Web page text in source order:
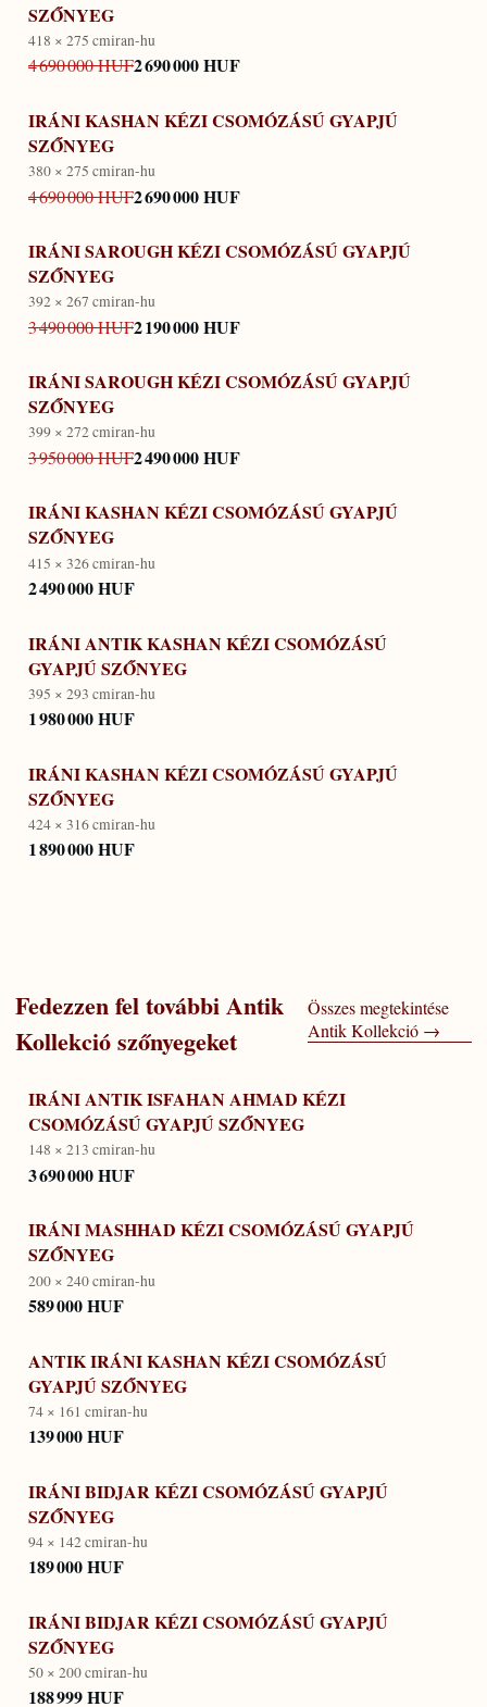
SZŐNYEG
418 × 275 cmiran-hu
4 690 000 HUF2 690 000 HUF
IRÁNI KASHAN KÉZI CSOMÓZÁSÚ GYAPJÚ
SZŐNYEG
380 × 275 cmiran-hu
4 690 000 HUF2 690 000 HUF
IRÁNI SAROUGH KÉZI CSOMÓZÁSÚ GYAPJÚ
SZŐNYEG
392 × 267 cmiran-hu
3 490 000 HUF2 190 000 HUF
IRÁNI SAROUGH KÉZI CSOMÓZÁSÚ GYAPJÚ
SZŐNYEG
399 × 272 cmiran-hu
3 950 000 HUF2 490 000 HUF
IRÁNI KASHAN KÉZI CSOMÓZÁSÚ GYAPJÚ
SZŐNYEG
415 × 326 cmiran-hu
2 490 000 HUF
IRÁNI ANTIK KASHAN KÉZI CSOMÓZÁSÚ
GYAPJÚ SZŐNYEG
395 × 293 cmiran-hu
1 980 000 HUF
IRÁNI KASHAN KÉZI CSOMÓZÁSÚ GYAPJÚ
SZŐNYEG
424 × 316 cmiran-hu
1 890 000 HUF
Fedezzen fel továbbiAntik
Kollekciószőnyegeket
Összes megtekintése
Antik Kollekció →
IRÁNI ANTIK ISFAHAN AHMAD KÉZI
CSOMÓZÁSÚ GYAPJÚ SZŐNYEG
148 × 213 cmiran-hu
3 690 000 HUF
IRÁNI MASHHAD KÉZI CSOMÓZÁSÚ GYAPJÚ
SZŐNYEG
200 × 240 cmiran-hu
589 000 HUF
ANTIK IRÁNI KASHAN KÉZI CSOMÓZÁSÚ
GYAPJÚ SZŐNYEG
74 × 161 cmiran-hu
139 000 HUF
IRÁNI BIDJAR KÉZI CSOMÓZÁSÚ GYAPJÚ
SZŐNYEG
94 × 142 cmiran-hu
189 000 HUF
IRÁNI BIDJAR KÉZI CSOMÓZÁSÚ GYAPJÚ
SZŐNYEG
50 × 200 cmiran-hu
188 999 HUF